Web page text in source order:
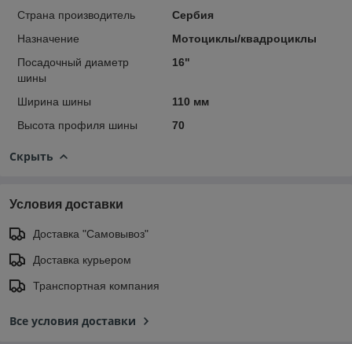
Страна производитель
Сербия
Назначение
Мотоциклы/квадроциклы
Посадочный диаметр
шины
16"
Ширина шины
110 мм
Высота профиля шины
70
Скрыть
Условия доставки
Доставка "Самовывоз"
Доставка курьером
Транспортная компания
Все условия доставки